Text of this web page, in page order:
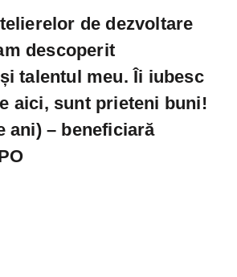
de dezvoltare
descoperit
talentul meu. Îi iubesc
aici, sunt prieteni buni!
ani) – beneficiară